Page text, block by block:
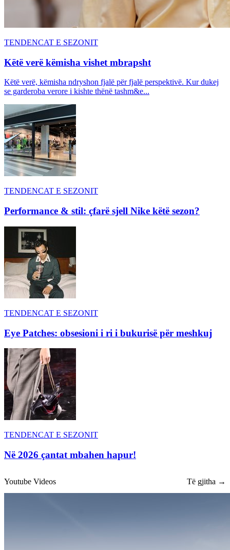
TENDENCAT E SEZONIT
Këtë verë këmisha vishet mbrapsht
Këtë verë, këmisha ndryshon fjalë për fjalë perspektivë. Kur dukej
se garderoba verore i kishte thënë tashm&e...
TENDENCAT E SEZONIT
Performance & stil: çfarë sjell Nike këtë sezon?
TENDENCAT E SEZONIT
Eye Patches: obsesioni i ri i bukurisë për meshkuj
TENDENCAT E SEZONIT
Në 2026 çantat mbahen hapur!
Youtube Videos Të gjitha →